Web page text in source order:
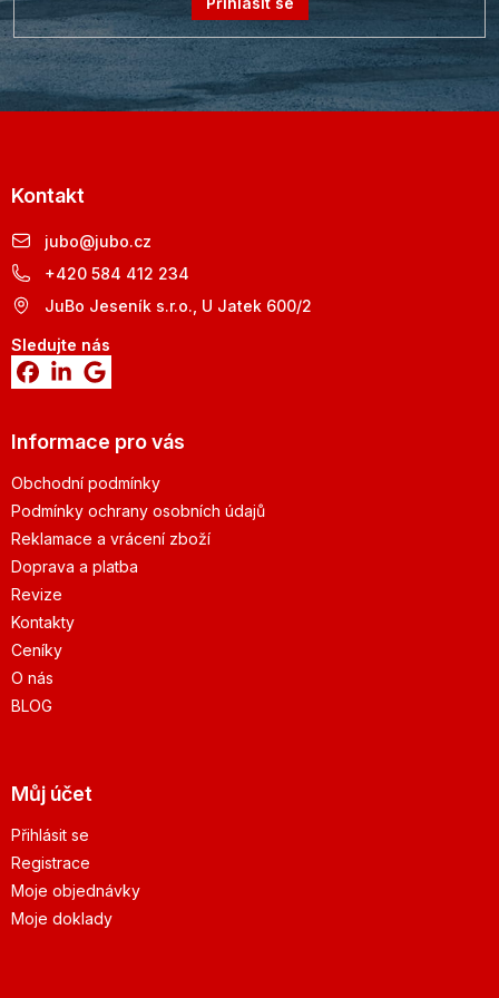
Kontakt
jubo@jubo.cz
+420 584 412 234
JuBo Jeseník s.r.o., U Jatek 600/2
Sledujte nás
Informace pro vás
Obchodní podmínky
Podmínky ochrany osobních údajů
Reklamace a vrácení zboží
Doprava a platba
Revize
Kontakty
Ceníky
O nás
BLOG
Můj účet
Přihlásit se
Registrace
Moje objednávky
Moje doklady